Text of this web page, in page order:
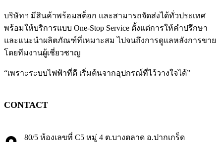
บริษัทฯ มีสินค้าพร้อมสต็อก และสามารถจัดส่งได้ทั่วประเทศ
พร้อมให้บริการแบบ One-Stop Service ตั้งแต่การให้คำปรึกษา
และแนะนำผลิตภัณฑ์ที่เหมาะสม ไปจนถึงการดูแลหลังการขาย
โดยทีมงานผู้เชี่ยวชาญ
“เพราะระบบไฟฟ้าที่ดี เริ่มต้นจากอุปกรณ์ที่ไว้วางใจได้”
CONTACT
80/5 ห้องเลขที่ C5 หมู่ 4 ต.บางตลาด อ.ปากเกร็ด